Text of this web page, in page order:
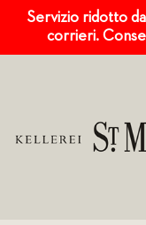
Servizio ridotto
corrieri.